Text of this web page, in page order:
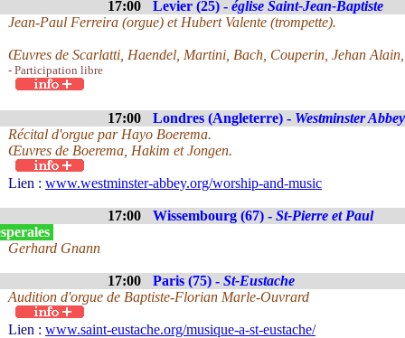
17:00 Levier (25) - église Saint-Jean-Baptiste
Jean-Paul Ferreira (orgue) et Hubert Valente (trompette).
Œuvres de Scarlatti, Haendel, Martini, Bach, Couperin, Jehan
- Participation libre
17:00 Londres (Angleterre) - Westminster Abbey
Récital d'orgue par Hayo Boerema.
Œuvres de Boerema, Hakim et Jongen.
Lien : www.westminster-abbey.org/worship-and-music
17:00 Wissembourg (67) - St-Pierre et Paul
Gerhard Gnann
17:00 Paris (75) - St-Eustache
Audition d'orgue de Baptiste-Florian Marle-Ouvrard
Lien : www.saint-eustache.org/musique-a-st-eustache/